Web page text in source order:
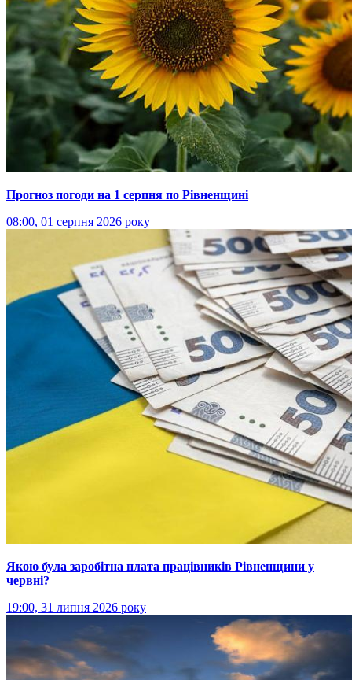
Прогноз погоди на 1 серпня по Рівненщині
08:00, 01 серпня 2026 року
Якою була заробітна плата працівників Рівненщини у
червні?
19:00, 31 липня 2026 року